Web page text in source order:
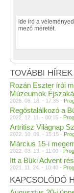
TOVÁBBI HÍREK
Rozán Eszter írói
Múzeumok
2026. 06. 18. - 17:35 -
Regöstalálkozó a
2022. 12. 11. - 00:15 -
Artritisz Világnap
2022. 10. 09. - 15:15 -
Március 15-i
2022. 03. 13. - 11:00 -
Itt a Büki Advent
2021. 11. 24. - 10:40 -
KAPCSOLÓDÓ